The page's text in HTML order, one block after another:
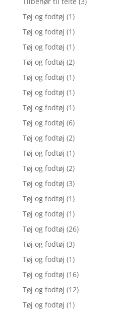
Tøj og fodtøj (1)
Tøj og fodtøj (1)
Tøj og fodtøj (1)
Tøj og fodtøj (2)
Tøj og fodtøj (1)
Tøj og fodtøj (1)
Tøj og fodtøj (1)
Tøj og fodtøj (6)
Tøj og fodtøj (2)
Tøj og fodtøj (1)
Tøj og fodtøj (2)
Tøj og fodtøj (3)
Tøj og fodtøj (1)
Tøj og fodtøj (1)
Tøj og fodtøj (26)
Tøj og fodtøj (3)
Tøj og fodtøj (1)
Tøj og fodtøj (16)
Tøj og fodtøj (12)
Tøj og fodtøj (1)